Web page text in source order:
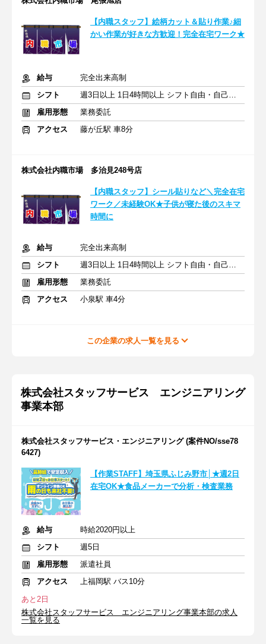
【内職スタッフ】絵柄カット＆貼り作業♪細
かい作業が好きな方歓迎！完全在宅ワーク★
給与
完全出来高制
シフト
週3日以上 1日4時間以上 シフト自由・自己申告
雇用形態
業務委託
アクセス
藤が丘駅 車8分
株式会社内職市場 多治見248号店
【内職スタッフ】シール貼りなど＼完全在宅
ワーク／未経験OK★子供が寝た後のスキマ
時間に
給与
完全出来高制
シフト
週3日以上 1日4時間以上 シフト自由・自己申告
雇用形態
業務委託
アクセス
小泉駅 車4分
この企業の求人一覧を見る
株式会社スタッフサービス エンジニアリング
事業本部
株式会社スタッフサービス・エンジニアリング (案件NO/sse78
6427)
【作業STAFF】埼玉県ふじみ野市│★週2日
在宅OK★食品メーカーで分析・検査業務
給与
時給2020円以上
シフト
週5日
雇用形態
派遣社員
アクセス
上福岡駅 バス10分
あと2日
株式会社スタッフサービス エンジニアリング事業本部の求人
一覧を見る